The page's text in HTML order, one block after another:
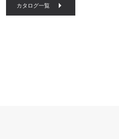
カタログ一覧